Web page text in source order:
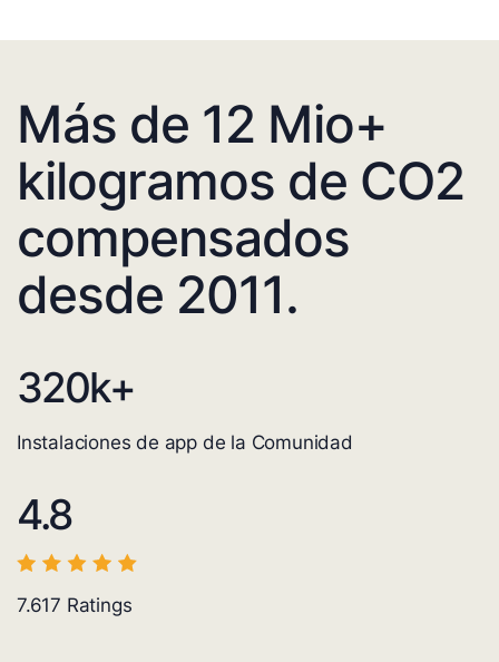
Más de 12 Mio+
kilogramos de CO2
compensados
desde 2011.
320k+
Instalaciones de app de la Comunidad
4.8
7.617 Ratings